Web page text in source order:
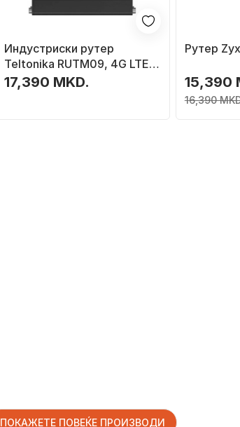
Индустриски рутер
Teltonika RUTM09, 4G LTE,
Gigabit Ethernet, сив
17,390 MKD.
Рутер
15,390
16,390
ПОКАЖЕТЕ ПОВЕЌЕ ПРОИЗВОДИ